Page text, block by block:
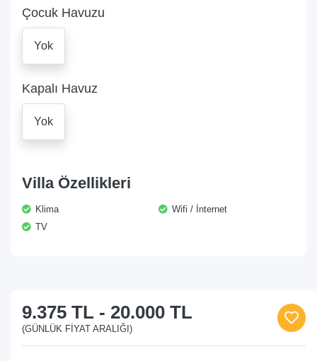
Çocuk Havuzu
Yok
Kapalı Havuz
Yok
Villa Özellikleri
Klima
Wifi / İnternet
TV
9.375 TL - 20.000 TL
(GÜNLÜK FIYAT ARALIĞI)